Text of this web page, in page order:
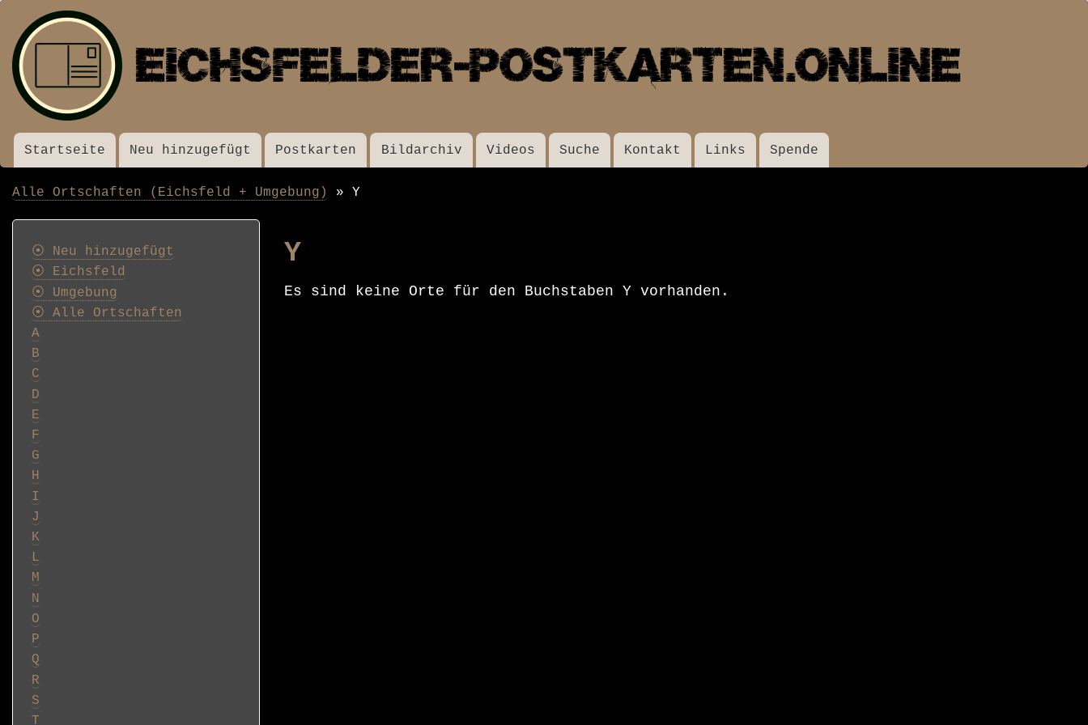
Inhalt
MenüStartseite Neu hinzugefügt Postkarten Bildarchiv Videos Suche Kontakt Links Spende
Alle Ortschaften (Eichsfeld + Umgebung) Y
Y
Es sind keine Orte für den Buchstaben Y vorhanden.
Postkarten
⦿ Neu hinzugefügt
⦿ Eichsfeld
⦿ Umgebung
⦿ Alle Ortschaften
A
B
C
D
E
F
G
H
I
J
K
L
M
N
O
P
Q
R
S
T